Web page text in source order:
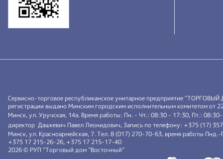
Сервисно-торговое республиканское унитарное предприятие
регистрации выдано Минским городским исполнительным комитетом от
Минск, ул. Уручская, 14а. Время работы: Пн. - Чт.: 08:30 - 17:30, Пт.:
директор Дашкевич Павел Леонидович, Запись по телефону: +375 (17)
Минск, ул. Красноармейская, 7. Тел. 8 (017) 270-70-63, время работы
+375 17 215-26-26, +375 17 215-17-40
2026 © РУП “Торговый дом ”Восточный”